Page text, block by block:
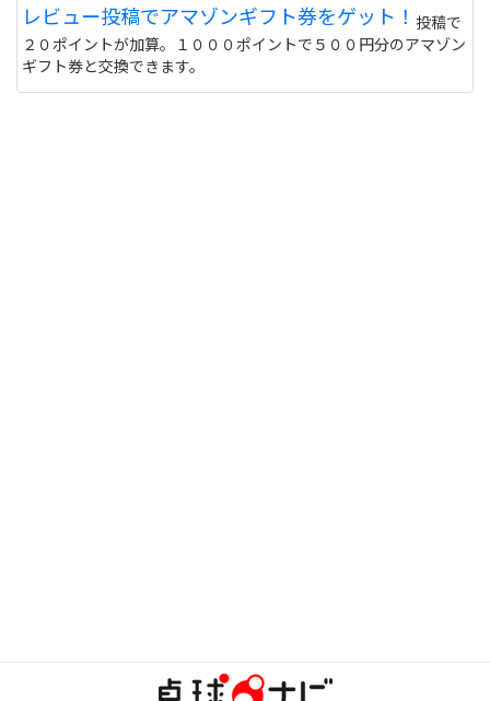
レビュー投稿でアマゾンギフト券をゲット！ 投稿で
２０ポイントが加算。１０００ポイントで５００円分のアマゾン
ギフト券と交換できます。